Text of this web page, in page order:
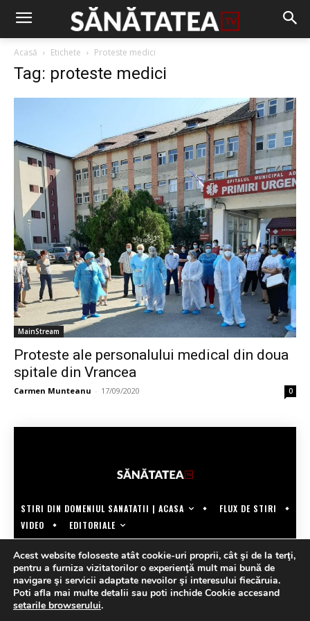
Acasă Etichete Proteste medici
Tag: proteste medici
MainStream
Proteste ale personalului medical din doua
spitale din Vrancea
Carmen Munteanu - 17/09/2020 0
STIRI DIN DOMENIUL SANATATII | ACASA
FLUX DE STIRI
VIDEO
EDITORIALE
Acest website foloseste atât cookie-uri proprii, cât şi de la terţi,
pentru a furniza vizitatorilor o experienţă mult mai bună de
navigare şi servicii adaptate nevoilor şi interesului fiecăruia.
Poti afla mai multe detalii sau poti inchide Cookie accesand
setarile browserului.